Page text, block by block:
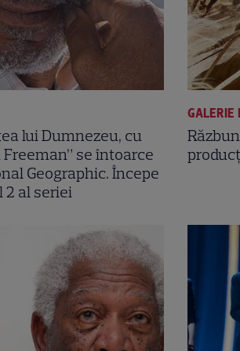
lui Dumnezeu, cu
se întoarce
Geographic. Începe
2 al seriei
GALERIE